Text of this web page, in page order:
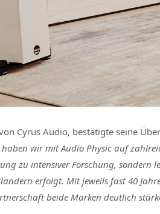
Cyrus Audio, bestätigte seine
haben wir mit Audio Physic auf
zu intensiver Forschung, sondern
erfolgt. Mit jeweils fast 40
beide Marken deutlich